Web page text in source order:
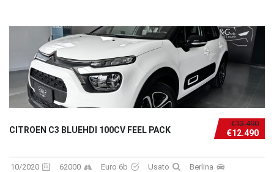
€13.490
€12.490
CITROEN C3 BLUEHDI 100CV FEEL PACK
10/2020 62000 Euro 6b Usato
Berlina